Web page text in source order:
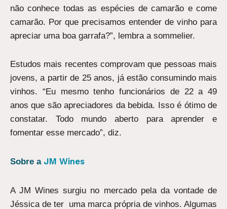
não conhece todas as espécies de camarão e come
camarão. Por que precisamos entender de vinho para
apreciar uma boa garrafa?”, lembra a sommelier.
Estudos mais recentes comprovam que pessoas mais
jovens, a partir de 25 anos, já estão consumindo mais
vinhos. “Eu mesmo tenho funcionários de 22 a 49
anos que são apreciadores da bebida. Isso é ótimo de
constatar. Todo mundo aberto para aprender e
fomentar esse mercado”, diz.
Sobre a JM Wines
A JM Wines surgiu no mercado pela da vontade de
Jéssica de ter uma marca própria de vinhos. Algumas